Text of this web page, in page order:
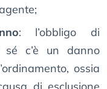
: l’obbligo di
sé c’è un danno
ossia